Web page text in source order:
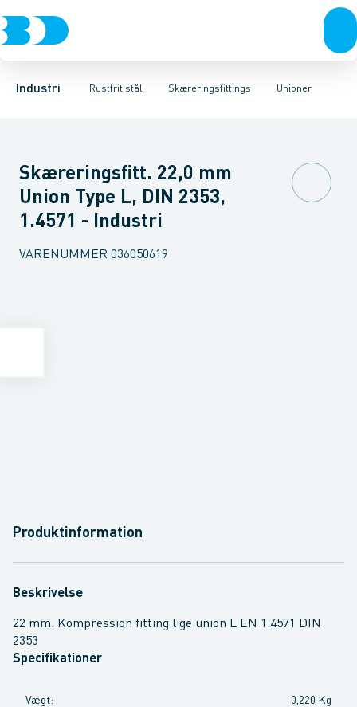
Industri Rustfrit stål
VentilerRustfrit stålSort stålGalvaniseret stål PlastIndustri
Skæreringsfittings
Svejsefittings ASTM svejsefittingsLevnedsmiddel fittings
Unioner
VinklerUnionerT-stykker Overgange med nippelOvergange
Skæreringsfitt. 22,0 mm
Union Type L, DIN 2353,
1.4571 - Industri
VARENUMMER 036050619
Produktinformation
Beskrivelse
22 mm. Kompression fitting lige union L EN 1.4571 DIN
2353
Specifikationer
Vægt: 0,220 Kg